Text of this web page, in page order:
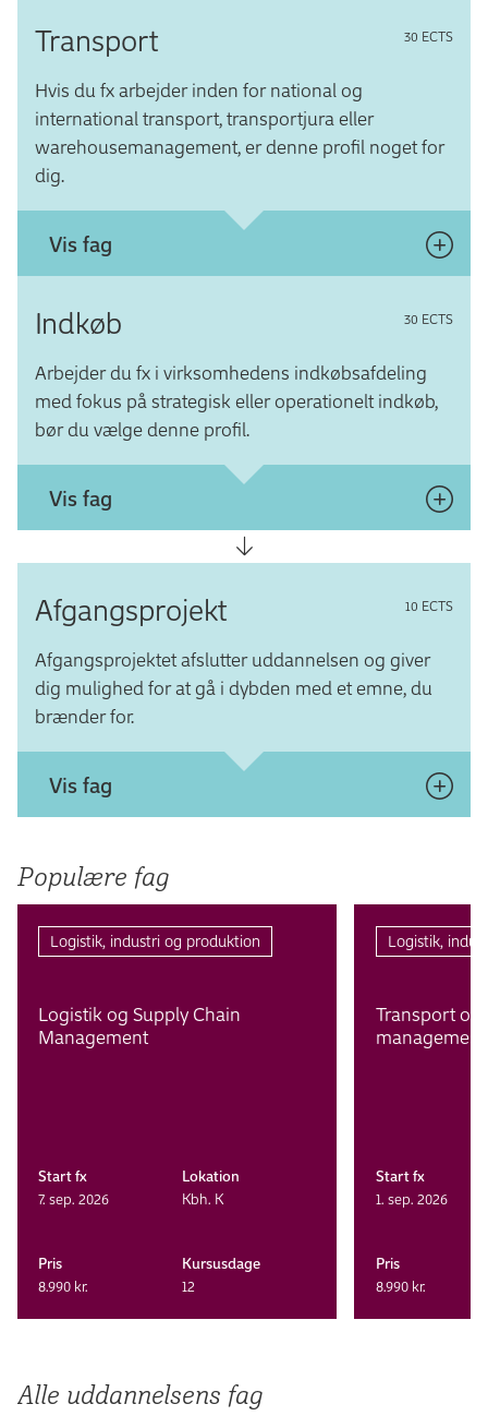
Transport 30 ECTS
Hvis du fx arbejder inden for national og
international transport, transportjura eller
warehousemanagement, er denne profil noget for
dig.
Vis fag
Anbefalede valgfag
Indkøb 30 ECTS
Arbejder du fx i virksomhedens indkøbsafdeling
med fokus på strategisk eller operationelt indkøb,
bør du vælge denne profil.
Vis fag
Anbefalede valgfag
Afgangsprojekt 10 ECTS
Afgangsprojektet afslutter uddannelsen og giver
dig mulighed for at gå i dybden med et emne, du
brænder for.
Vis fag
Afgangs­projekt - Transport
Afgangs­projekt
Populære fag
Logistik, industri og produktion
Logistik og Supply Chain
Manage­ment
Start fx
7. sep. 2026
Lokation
Kbh. K
Pris
8.990 kr.
Kursusdage
12
Logistik,
Transport
management
Start fx
1. sep. 2026
Pris
8.990 kr.
Alle uddannelsens fag